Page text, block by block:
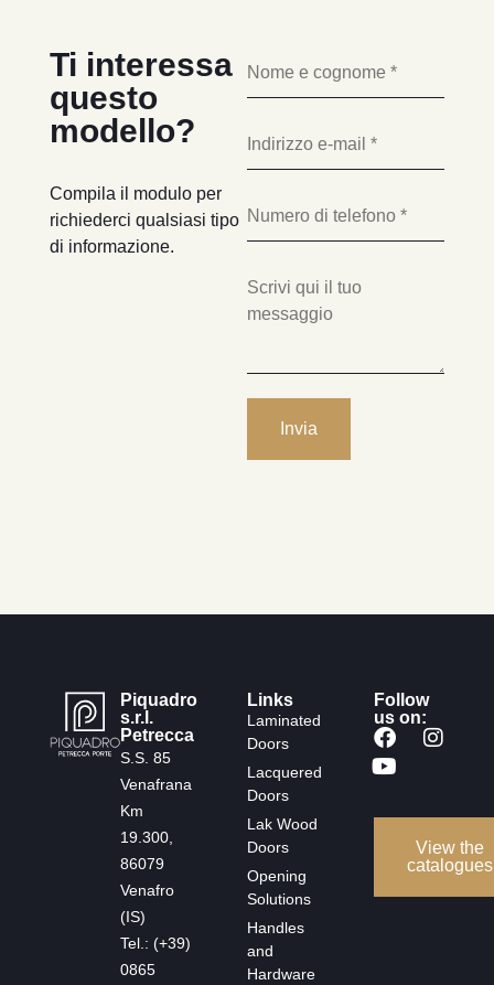
Ti interessa
questo
modello?
Compila il modulo per
richiederci qualsiasi tipo
di informazione.
Piquadro
s.r.l.
Petrecca
S.S. 85
Venafrana
Km
19.300,
86079
Venafro
(IS)
Tel.: (+39)
0865
Links
Laminated
Doors
Lacquered
Doors
Lak Wood
Doors
Opening
Solutions
Handles
and
Hardware
Follow
us on:
View the
catalogues